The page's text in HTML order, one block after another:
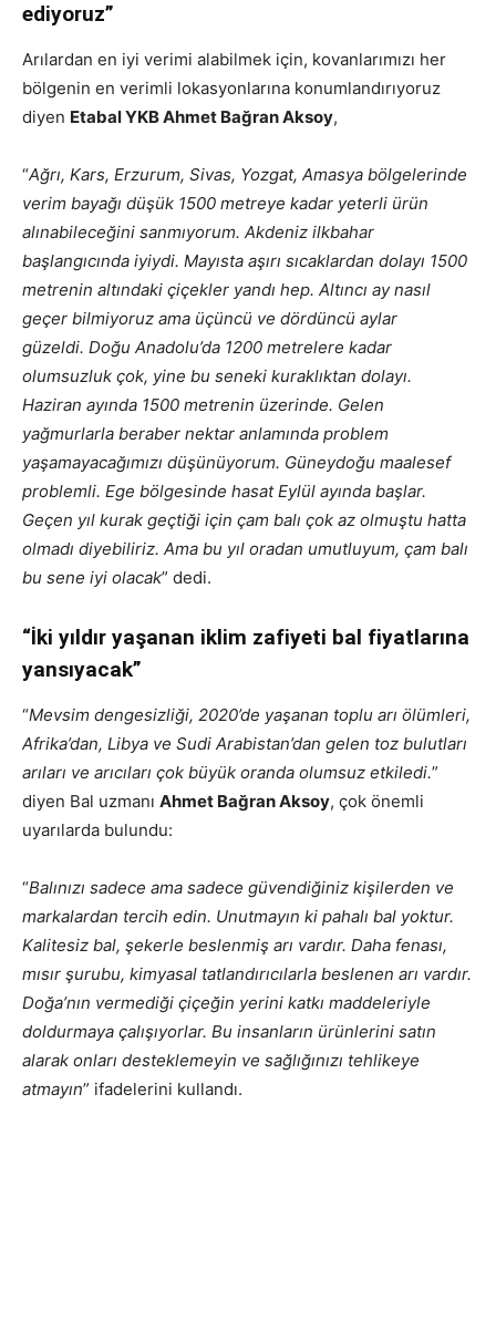
ediyoruz”
Arılardan en iyi verimi alabilmek için, kovanlarımızı her
bölgenin en verimli lokasyonlarına konumlandırıyoruz
diyen Etabal YKB Ahmet Bağran Aksoy,
“Ağrı, Kars, Erzurum, Sivas, Yozgat, Amasya bölgelerinde
verim bayağı düşük 1500 metreye kadar yeterli ürün
alınabileceğini sanmıyorum. Akdeniz ilkbahar
başlangıcında iyiydi. Mayısta aşırı sıcaklardan dolayı 1500
metrenin altındaki çiçekler yandı hep. Altıncı ay nasıl
geçer bilmiyoruz ama üçüncü ve dördüncü aylar
güzeldi. Doğu Anadolu’da 1200 metrelere kadar
olumsuzluk çok, yine bu seneki kuraklıktan dolayı.
Haziran ayında 1500 metrenin üzerinde. Gelen
yağmurlarla beraber nektar anlamında problem
yaşamayacağımızı düşünüyorum. Güneydoğu maalesef
problemli. Ege bölgesinde hasat Eylül ayında başlar.
Geçen yıl kurak geçtiği için çam balı çok az olmuştu hatta
olmadı diyebiliriz. Ama bu yıl oradan umutluyum, çam balı
bu sene iyi olacak” dedi.
“İki yıldır yaşanan iklim zafiyeti bal fiyatlarına
yansıyacak”
“Mevsim dengesizliği, 2020’de yaşanan toplu arı ölümleri,
Afrika’dan, Libya ve Sudi Arabistan’dan gelen toz bulutları
arıları ve arıcıları çok büyük oranda olumsuz etkiledi.”
diyen Bal uzmanı Ahmet Bağran Aksoy, çok önemli
uyarılarda bulundu:
“Balınızı sadece ama sadece güvendiğiniz kişilerden ve
markalardan tercih edin. Unutmayın ki pahalı bal yoktur.
Kalitesiz bal, şekerle beslenmiş arı vardır. Daha fenası,
mısır şurubu, kimyasal tatlandırıcılarla beslenen arı vardır.
Doğa’nın vermediği çiçeğin yerini katkı maddeleriyle
doldurmaya çalışıyorlar. Bu insanların ürünlerini satın
alarak onları desteklemeyin ve sağlığınızı tehlikeye
atmayın” ifadelerini kullandı.